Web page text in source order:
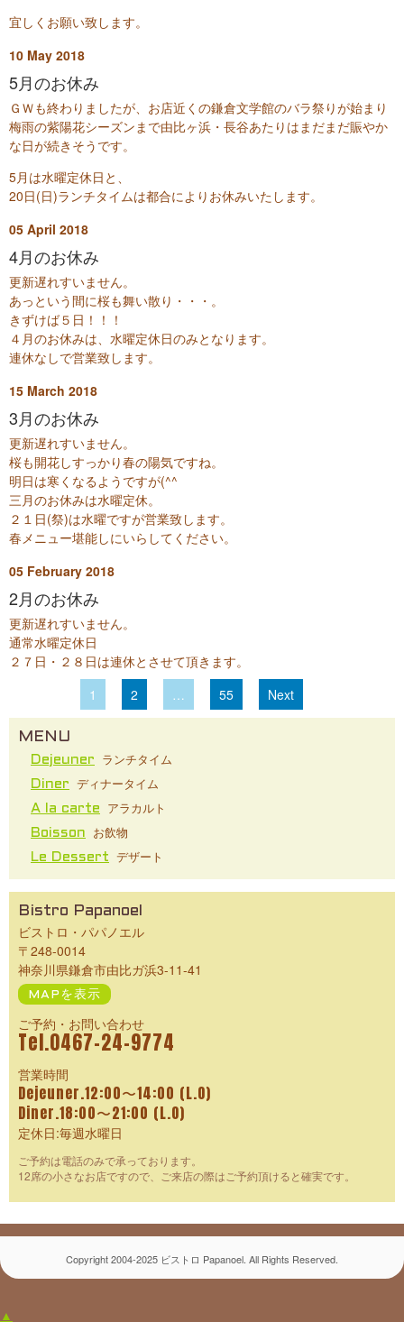
宜しくお願い致します。
10 May 2018
5月のお休み
ＧＷも終わりましたが、お店近くの鎌倉文学館のバラ祭りが始まり
梅雨の紫陽花シーズンまで由比ヶ浜・長谷あたりはまだまだ賑やか
な日が続きそうです。
5月は水曜定休日と、
20日(日)ランチタイムは都合によりお休みいたします。
05 April 2018
4月のお休み
更新遅れすいません。
あっという間に桜も舞い散り・・・。
きずけば５日！！！
４月のお休みは、水曜定休日のみとなります。
連休なしで営業致します。
15 March 2018
3月のお休み
更新遅れすいません。
桜も開花しすっかり春の陽気ですね。
明日は寒くなるようですが(^^ゞ
三月のお休みは水曜定休。
２１日(祭)は水曜ですが営業致します。
春メニュー堪能しにいらしてください。
05 February 2018
2月のお休み
更新遅れすいません。
通常水曜定休日
２７日・２８日は連休とさせて頂きます。
1
2 … 55 Next
MENU
Dejeuner ランチタイム
Diner ディナータイム
A la carte アラカルト
Boisson お飲物
Le Dessert デザート
Bistro Papanoel
ビストロ・パパノエル
〒248-0014
神奈川県鎌倉市由比ガ浜3-11-41
MAPを表示
ご予約・お問い合わせ
Tel.0467-24-9774
営業時間
Dejeuner.12:00〜14:00 (L.O)
Diner.18:00〜21:00 (L.O)
定休日:毎週水曜日
ご予約は電話のみで承っております。
12席の小さなお店ですので、ご来店の際はご予約頂けると確実です。
Copyright 2004-2025 ビストロ Papanoel. All Rights Reserved.
▲